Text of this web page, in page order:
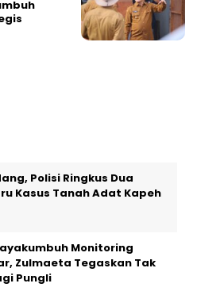
Polisi Ringkus Dua
Kasus Tanah Adat Kapeh
Monitoring
Zulmaeta Tegaskan Tak
Pungli